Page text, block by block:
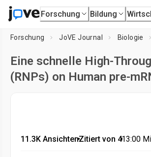
Forschung Bildung
Forschung JoVE Journal Biologie
Eine schnelle High-
(RNPs) on Human pre-
11.3K Ansichten•Zitiert von 4•13:00